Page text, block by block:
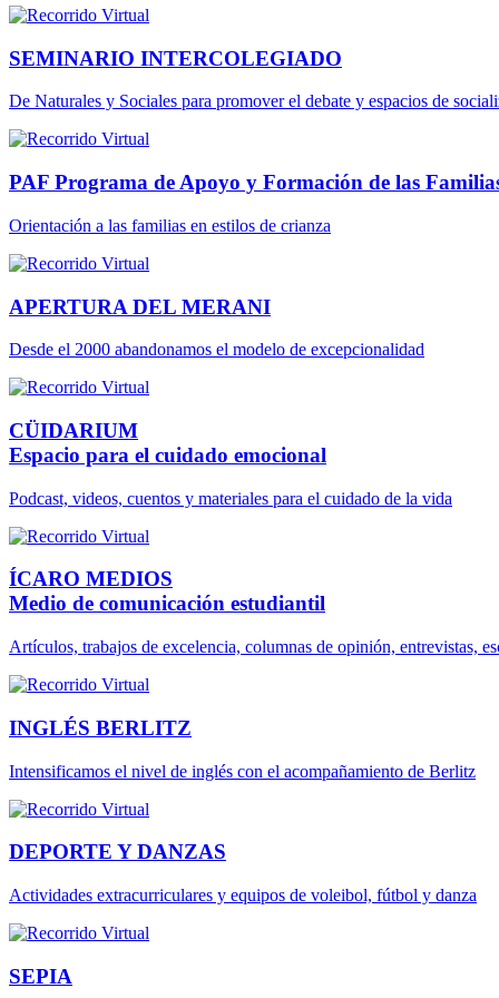
SEMINARIO INTERCOLEGIADO
De Naturales y Sociales para promover el debate y espacios de
PAF Programa de Apoyo y Formación de las
Orientación a las familias en estilos de crianza
APERTURA DEL MERANI
Desde el 2000 abandonamos el modelo de excepcionalidad
CÜIDARIUM
Espacio para el cuidado emocional
Podcast, videos, cuentos y materiales para el cuidado de la vida
ÍCARO MEDIOS
Medio de comunicación estudiantil
Artículos, trabajos de excelencia, columnas de opinión, entrevistas,
INGLÉS BERLITZ
Intensificamos el nivel de inglés con el acompañamiento de Berlitz
DEPORTE Y DANZAS
Actividades extracurriculares y equipos de voleibol, fútbol y danza
SEPIA